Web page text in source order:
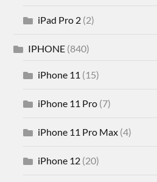
iPad Pro 2 (2)
IPHONE (840)
iPhone 11 (15)
iPhone 11 Pro (7)
iPhone 11 Pro Max (4)
iPhone 12 (20)